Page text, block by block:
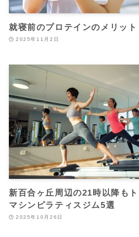
就寝前のプロテインのメリット
2025年11月2日
新百合ヶ丘周辺の21時以降も
マシンピラティスジム5選
2025年10月26日